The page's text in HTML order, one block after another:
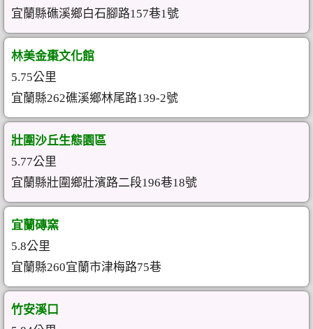
宜蘭縣礁溪鄉白石腳路157巷1號
林美金棗文化館
5.75公里
宜蘭縣262礁溪鄉林尾路139-2號
壯圍沙丘生態園區
5.77公里
宜蘭縣壯圍鄉壯濱路二段196巷18號
宜蘭磚窯
5.8公里
宜蘭縣260宜蘭市津梅路75巷
竹安溪口